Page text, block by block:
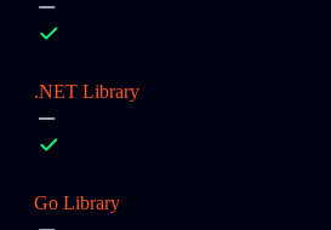
.NET Library
Go Library